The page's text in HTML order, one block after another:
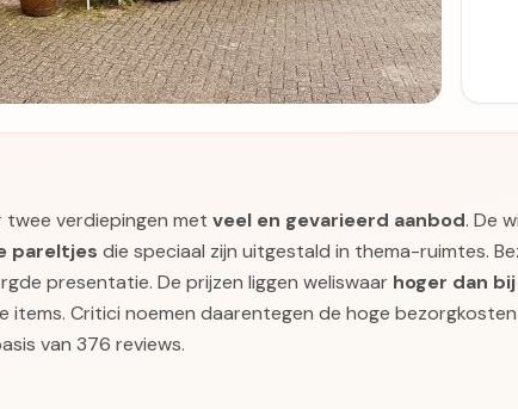
twee verdiepingen met veel en gevarieerd aanbod. De
pareltjes die speciaal zijn uitgestald in thema-ruimtes.
presentatie. De prijzen liggen weliswaar hoger dan
items. Critici noemen daarentegen de hoge
van 376 reviews.